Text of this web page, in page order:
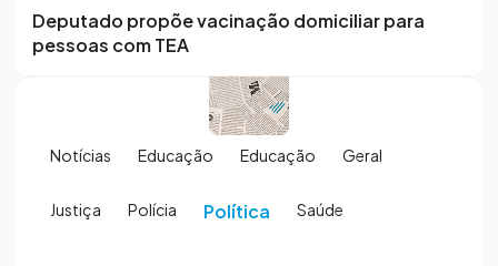
Deputado propõe vacinação domiciliar para
pessoas com TEA
Notícias Educação Educação Geral
Justiça Polícia Política Saúde